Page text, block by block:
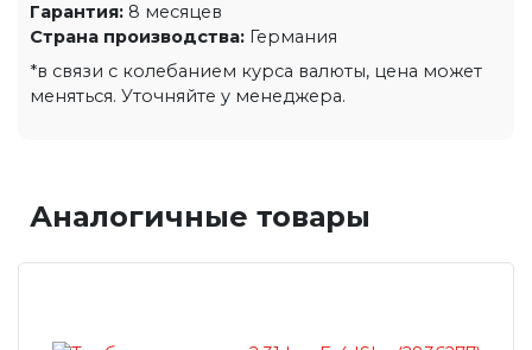
Гарантия: 8 месяцев
Страна производства: Германия
*в связи с колебанием курса валюты, цена может
меняться. Уточняйте у менеджера.
Аналогичные товары